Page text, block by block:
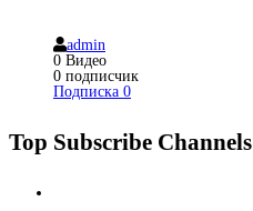
admin
0 Видео
0 подписчик
Подписка 0
Top Subscribe Channels